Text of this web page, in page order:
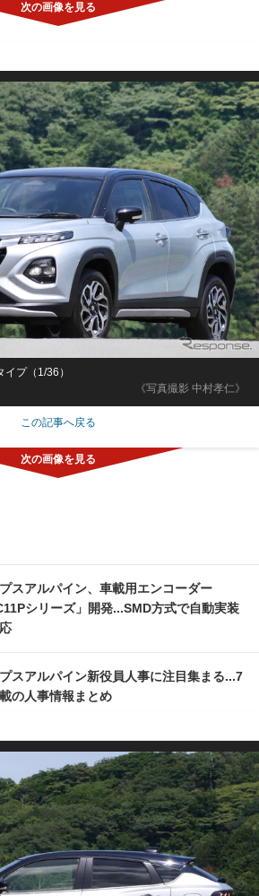
《写真撮影 中村孝仁》
プ（1/36）
この記事へ戻る
スアルパイン、車載用エンコーダー
シリーズ」開発...SMD方式で自動実装
スアルパイン新役員人事に注目集まる...7
の人事情報まとめ